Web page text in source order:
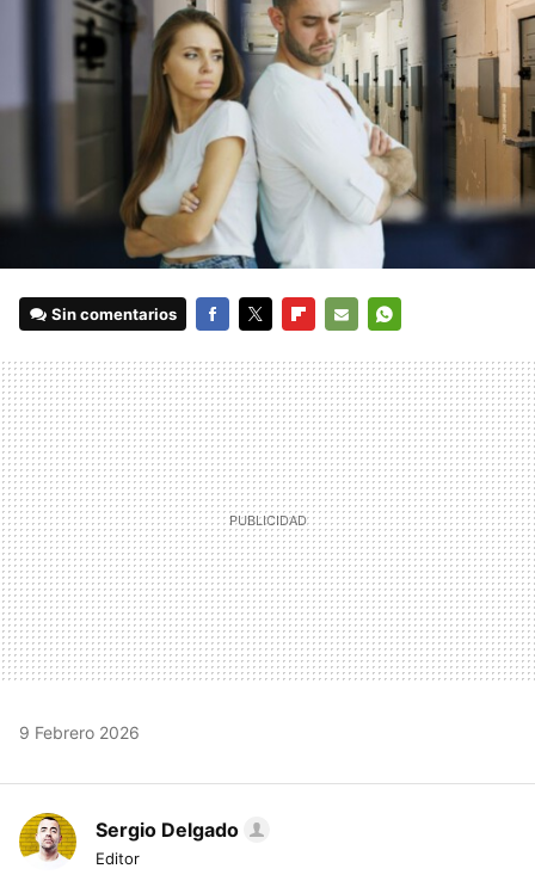
Sin comentarios
MAIL
9 Febrero 2026
Sergio Delgado
Editor